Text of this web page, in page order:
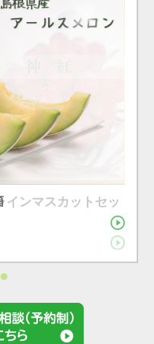
房（600g）（7月下
インマスカットセッ